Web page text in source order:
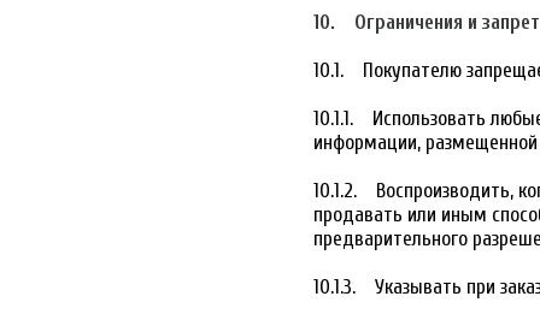
10. Ограничения и
10.1. Покупателю
10.1.1. Использовать
информации, размещенной
10.1.2. Воспроизводить,
продавать или иным
предварительного
10.1.3. Указывать при